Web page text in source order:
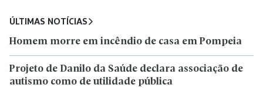
ÚLTIMAS NOTÍCIAS
Homem morre em incêndio de casa em Pompeia
Projeto de Danilo da Saúde declara associação de
autismo como de utilidade pública